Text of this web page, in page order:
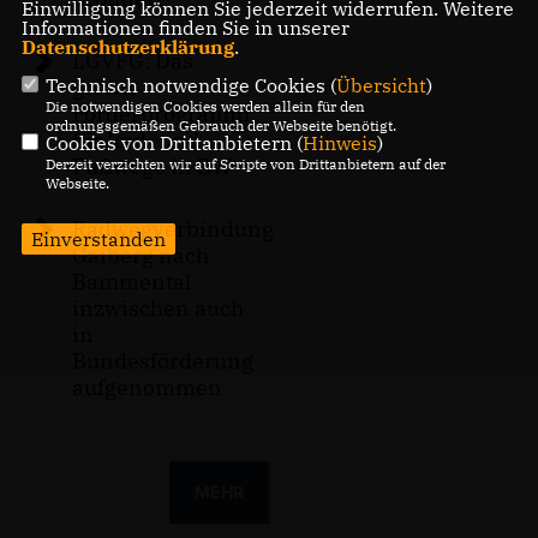
LGVFG: Das
größte
Förderprogramm
für Rad- und
Fußwege in BW
Radwegverbindung
Gaiberg nach
Einwilligung können Sie jederzeit widerrufen. Weitere
Informationen finden Sie in unserer
Datenschutzerklärung.
Technisch notwendige Cookies (Übersicht)
Die notwendigen Cookies werden allein für den
ordnungsgemäßen Gebrauch der Webseite benötigt.
Cookies von Drittanbietern (Hinweis)
Derzeit verzichten wir auf Scripte von Drittanbietern auf der
Webseite.
Einverstanden